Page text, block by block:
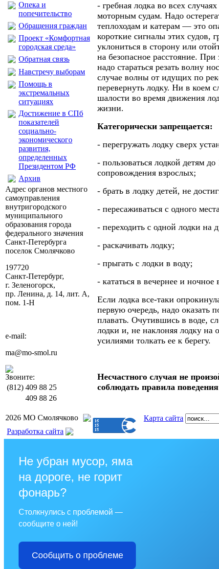
Опека и
попечительство
Обращения граждан
Проект «Комфортная
городская среда»
Обратная связь
Навстречу выборам
Помощь в
экстремальных
ситуациях
Достижение в СПб
показателей
социально-
экономического
развития,
определенных
Президентом РФ
Архив
Адрес органов местного
самоуправления
внутригородского
муниципального
образования города
федерального значения
Санкт-Петербурга
поселок Смолячково
197720
Санкт-Петербург,
г. Зеленогорск,
пр. Ленина, д. 14, лит. А,
пом. 1-Н
e-mail:
ma@mo-smol.ru
Звоните:
(812) 409 88 25
409 88 26
- гребная лодка во всех
моторным судам. Надо
теплоходам и катерам — это
короткие сигналы этих судов,
уклониться в сторону или
на безопасное расстояние. При
надо стараться резать волну
случае волны от идущих по
перевернуть лодку. Ни в коем
шалости во время движения
жизни.
Категорически запрещается:
- перегружать лодку сверх
- пользоваться лодкой детям до
сопровождения взрослых;
- брать в лодку детей, не
- пересаживаться с одного
- переходить с одной лодки на
- раскачивать лодку;
- прыгать с лодки в воду;
- кататься в вечернее и ночное
Если лодка все-таки
первую очередь, надо
плавать. Очутившись в воде,
лодки и, не наклоняя лодку на
усилиями толкать ее к берегу.
Несчастного случая не
соблюдать правила
2026 МО Смолячково
Карта сайта
Разработка сайта
Не убран мусор, яма
на дороге, не горит
фонарь?
Столкнулись с проблемой —
сообщите о ней!
Сообщить о проблеме